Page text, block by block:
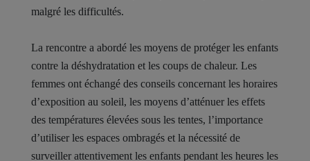
malgré les difficultés.
La rencontre a abordé les moyens de protéger les enfants
contre la déshydratation et les coups de chaleur. Les
femmes ont échangé des conseils concernant les horaires
d’exposition au soleil, les moyens d’atténuer les effets
des températures élevées sous les tentes, l’importance
d’utiliser les espaces ombragés et la nécessité de
surveiller attentivement les enfants pendant les heures les